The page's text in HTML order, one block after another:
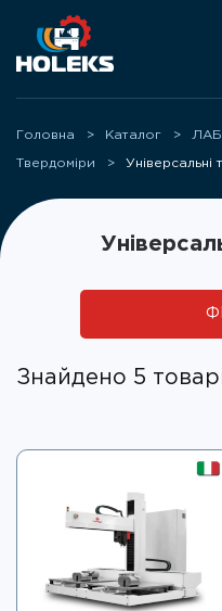
Skip to main content
Головна Каталог
Твердоміри Універсальні
Знайдено 5